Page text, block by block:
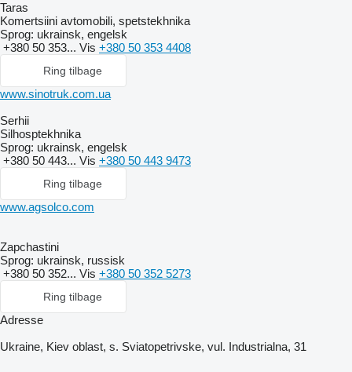
Taras
Komertsiini avtomobili, spetstekhnika
Sprog: ukrainsk, engelsk
+380 50 353... Vis +380 50 353 4408
Ring tilbage
www.sinotruk.com.ua
Serhii
Silhosptekhnika
Sprog: ukrainsk, engelsk
+380 50 443... Vis +380 50 443 9473
Ring tilbage
www.agsolco.com
Zapchastini
Sprog: ukrainsk, russisk
+380 50 352... Vis +380 50 352 5273
Ring tilbage
Adresse
Ukraine, Kiev oblast, s. Sviatopetrivske, vul. Industrialna, 31